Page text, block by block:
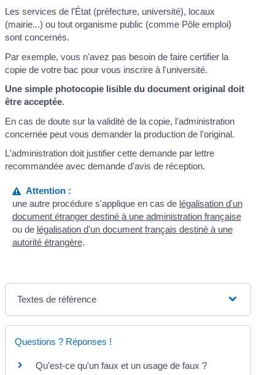
Les services de l'État (préfecture, université), locaux
(mairie...) ou tout organisme public (comme Pôle emploi)
sont concernés.
Par exemple, vous n'avez pas besoin de faire certifier la
copie de votre bac pour vous inscrire à l'université.
Une simple photocopie lisible du document original doit
être acceptée.
En cas de doute sur la validité de la copie, l'administration
concernée peut vous demander la production de l'original.
L'administration doit justifier cette demande par lettre
recommandée avec demande d'avis de réception.
Attention :
une autre procédure s'applique en cas de légalisation d'un
document étranger destiné à une administration française
ou de légalisation d'un document français destiné à une
autorité étrangère.
Textes de référence
Questions ? Réponses !
Qu'est-ce qu'un faux et un usage de faux ?